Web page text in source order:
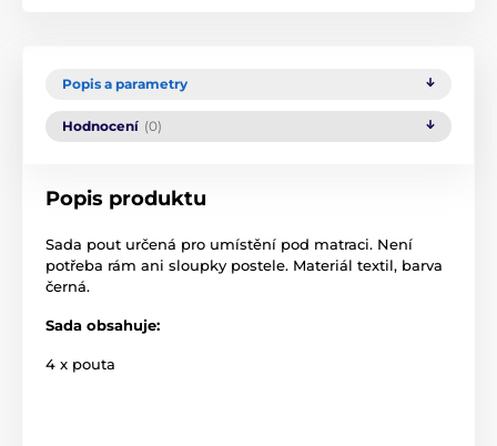
Popis a parametry
Hodnocení (0)
Popis produktu
Sada pout určená pro umístění pod matraci. Není
potřeba rám ani sloupky postele. Materiál textil, barva
černá.
Sada obsahuje:
4 x pouta